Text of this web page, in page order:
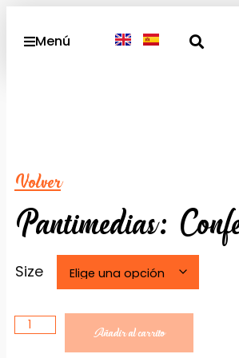
Menú
Volver
Pantimedias:
Size
Añadir al carrito